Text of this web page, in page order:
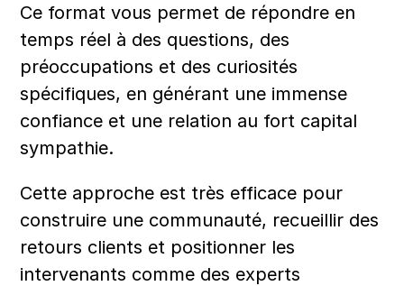
Ce format vous permet de répondre en
temps réel à des questions, des
préoccupations et des curiosités
spécifiques, en générant une immense
confiance et une relation au fort capital
sympathie.
Cette approche est très efficace pour
construire une communauté, recueillir des
retours clients et positionner les
intervenants comme des experts